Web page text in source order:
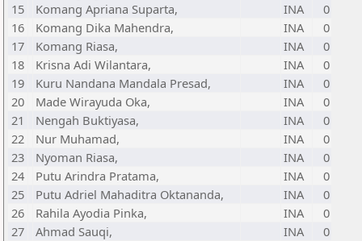
15
Komang Apriana Suparta, INA
0
16
Komang Dika Mahendra, INA
0
17
Komang Riasa, INA
0
18
Krisna Adi Wilantara, INA
0
19
Kuru Nandana Mandala Presad, INA
0
20
Made Wirayuda Oka, INA
0
21
Nengah Buktiyasa, INA
0
22
Nur Muhamad, INA
0
23
Nyoman Riasa, INA
0
24
Putu Arindra Pratama, INA
0
25
Putu Adriel Mahaditra Oktananda, INA
0
26
Rahila Ayodia Pinka, INA
0
27
Ahmad Sauqi, INA
0